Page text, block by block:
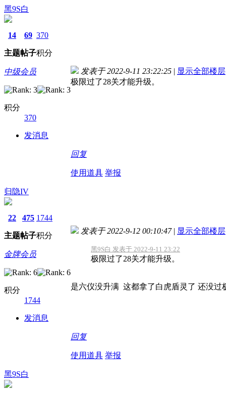
黑9S白
14
主题
69
帖子
370
积分
中级会员
积分
370
发消息
发表于 2022-9-11 23:22:25 | 显示全部楼层
极限过了28关才能升级。
回复
使用道具 举报
归隐IV
22
主题
475
帖子
1744
积分
金牌会员
积分
1744
发消息
发表于 2022-9-12 00:10:47 | 显示全部楼层
黑9S白 发表于 2022-9-11 23:22
极限过了28关才能升级。
是六仪没升满 这都拿了白虎盾灵了 还没过
回复
使用道具 举报
黑9S白